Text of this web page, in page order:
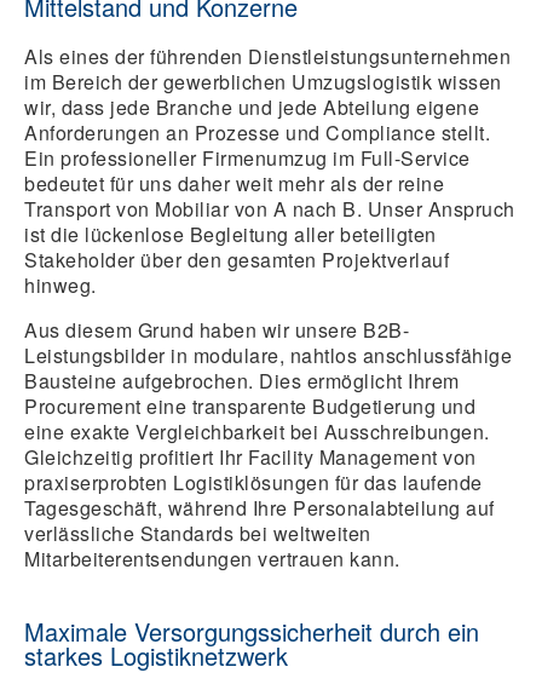
Als eines der führenden Dienstleistungsunternehmen
im Bereich der gewerblichen Umzugslogistik wissen
wir, dass jede Branche und jede Abteilung eigene
Anforderungen an Prozesse und Compliance stellt.
Ein professioneller Firmenumzug im Full-Service
bedeutet für uns daher weit mehr als der reine
Transport von Mobiliar von A nach B. Unser Anspruch
ist die lückenlose Begleitung aller beteiligten
Stakeholder über den gesamten Projektverlauf
hinweg.
Aus diesem Grund haben wir unsere B2B-
Leistungsbilder in modulare, nahtlos anschlussfähige
Bausteine aufgebrochen. Dies ermöglicht Ihrem
Procurement eine transparente Budgetierung und
eine exakte Vergleichbarkeit bei Ausschreibungen.
Gleichzeitig profitiert Ihr Facility Management von
praxiserprobten Logistiklösungen für das laufende
Tagesgeschäft, während Ihre Personalabteilung auf
verlässliche Standards bei weltweiten
Mitarbeiterentsendungen vertrauen kann.
Maximale Versorgungssicherheit durch ein
starkes Logistiknetzwerk